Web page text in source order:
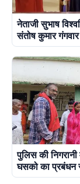
नेताजी सुभाष
संतोष कुमार
पुलिस की
घसको का प्रबंधन